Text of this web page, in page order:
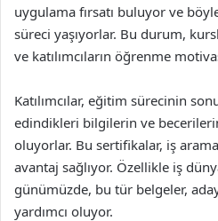
uygulama fırsatı buluyor ve
süreci yaşıyorlar. Bu durum,
ve katılımcıların öğrenme
Katılımcılar, eğitim sürecinin
edindikleri bilgilerin ve
oluyorlar. Bu sertifikalar, iş
avantaj sağlıyor. Özellikle iş
günümüzde, bu tür belgeler,
yardımcı oluyor.